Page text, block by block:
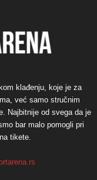
klađenju, koje je za
već samo stručnim
Najbitnije od svega da je
bar malo pomogli pri
tikete.